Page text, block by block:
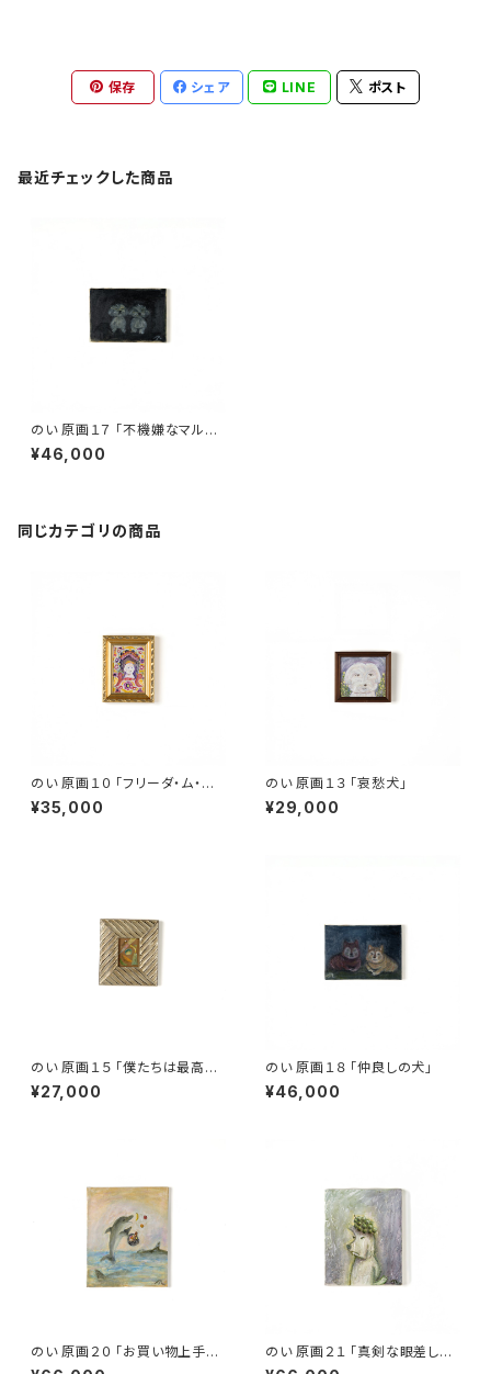
保存 シェア LINE ポスト
最近チェックした商品
のい 原画１７ 「不機嫌なマルチ
ーズ」
¥46,000
同じカテゴリの商品
のい 原画１０ 「フリーダ・ム・イ
ーヌ」
¥35,000
のい 原画１３ 「哀愁犬」
¥29,000
のい 原画１５ 「僕たちは最高の
犬」
¥27,000
のい 原画１８ 「仲良しの犬」
¥46,000
のい 原画２０ 「お買い物上手な
イルカ」
のい 原画２１ 「真剣な眼差しの
犬」